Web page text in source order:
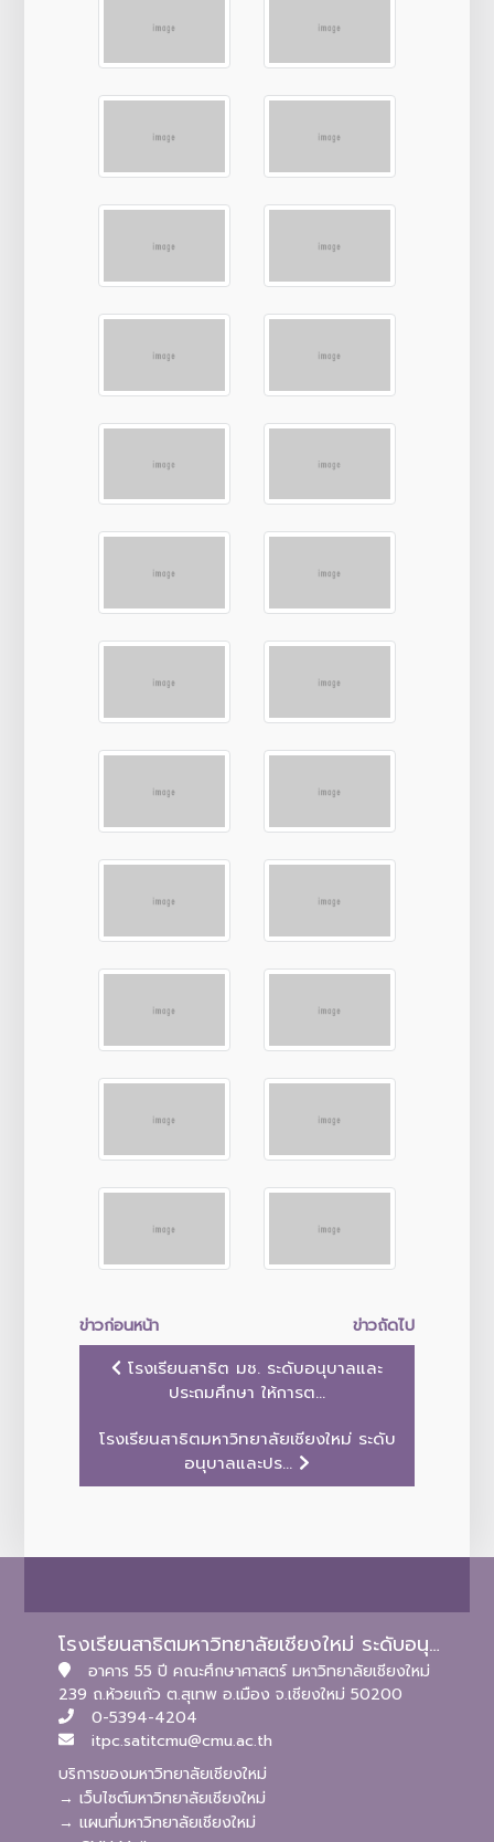
ข่าวก่อนหน้า
ข่าวถัดไป
โรงเรียนสาธิต มช. ระดับอนุบาลและ
ประถมศึกษา ให้การต...
โรงเรียนสาธิตมหาวิทยาลัยเชียงใหม่ ระดับ
อนุบาลและปร...
โรงเรียนสาธิตมหาวิทยาลัยเชียงใหม่ ระดับอนุบาลและประถมศึกษา
อาคาร 55 ปี คณะศึกษาศาสตร์ มหาวิทยาลัยเชียงใหม่
239 ถ.ห้วยแก้ว ต.สุเทพ อ.เมือง จ.เชียงใหม่ 50200
0-5394-4204
itpc.satitcmu@cmu.ac.th
บริการของมหาวิทยาลัยเชียงใหม่
→ เว็บไซต์มหาวิทยาลัยเชียงใหม่
→ แผนที่มหาวิทยาลัยเชียงใหม่